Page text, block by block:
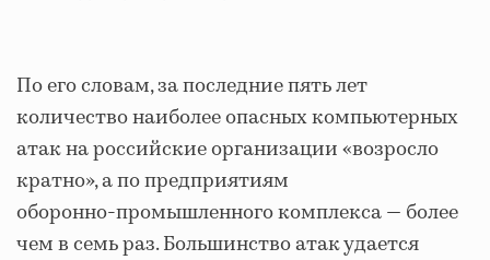
По его словам, за последние пять лет
количество наиболее опасных компьютерных
атак на российские организации «возросло
кратно», а по предприятиям
оборонно‑промышленного комплекса — более
чем в семь раз. Большинство атак удается